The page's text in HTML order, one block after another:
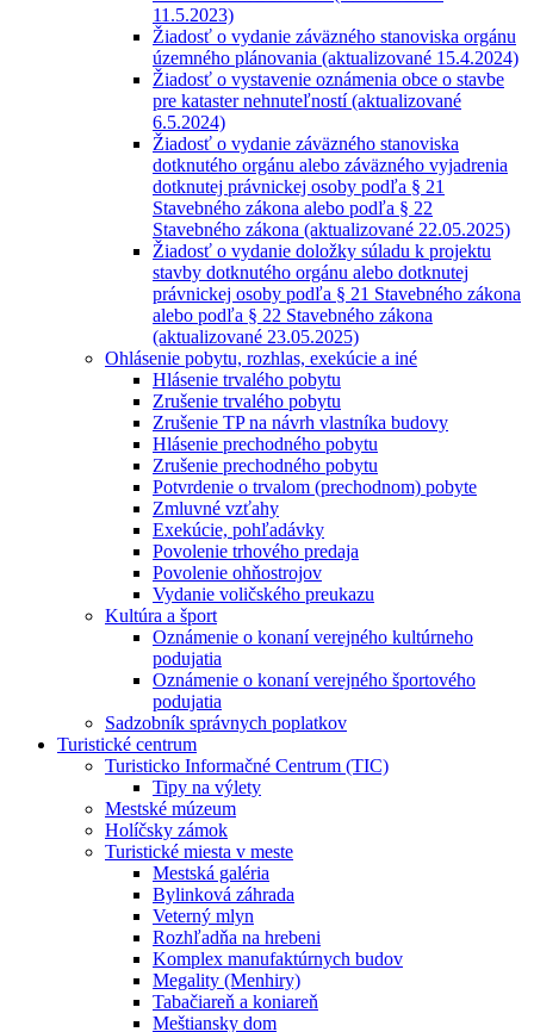
11.5.2023)
Žiadosť o vydanie záväzného stanoviska orgánu
územného plánovania (aktualizované 15.4.2024)
Žiadosť o vystavenie oznámenia obce o stavbe
pre kataster nehnuteľností (aktualizované
6.5.2024)
Žiadosť o vydanie záväzného stanoviska
dotknutého orgánu alebo záväzného vyjadrenia
dotknutej právnickej osoby podľa § 21
Stavebného zákona alebo podľa § 22
Stavebného zákona (aktualizované 22.05.2025)
Žiadosť o vydanie doložky súladu k projektu
stavby dotknutého orgánu alebo dotknutej
právnickej osoby podľa § 21 Stavebného zákona
alebo podľa § 22 Stavebného zákona
(aktualizované 23.05.2025)
Ohlásenie pobytu, rozhlas, exekúcie a iné
Hlásenie trvalého pobytu
Zrušenie trvalého pobytu
Zrušenie TP na návrh vlastníka budovy
Hlásenie prechodného pobytu
Zrušenie prechodného pobytu
Potvrdenie o trvalom (prechodnom) pobyte
Zmluvné vzťahy
Exekúcie, pohľadávky
Povolenie trhového predaja
Povolenie ohňostrojov
Vydanie voličského preukazu
Kultúra a šport
Oznámenie o konaní verejného kultúrneho
podujatia
Oznámenie o konaní verejného športového
podujatia
Sadzobník správnych poplatkov
Turistické centrum
Turisticko Informačné Centrum (TIC)
Tipy na výlety
Mestské múzeum
Holíčsky zámok
Turistické miesta v meste
Mestská galéria
Bylinková záhrada
Veterný mlyn
Rozhľadňa na hrebeni
Komplex manufaktúrnych budov
Megality (Menhiry)
Tabačiareň a koniareň
Meštiansky dom